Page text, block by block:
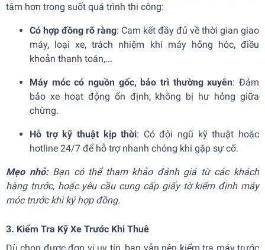
tâm hơn trong suốt quá trình thi công:
Có hợp đồng rõ ràng: Cam kết đầy đủ về thời gian giao
máy, loại xe, trách nhiệm khi máy hỏng hóc, điều
khoản thanh toán,...
Máy móc có nguồn gốc, bảo trì thường xuyên: Đảm
bảo xe hoạt động ổn định, không bị hư hỏng giữa
chừng.
Hỗ trợ kỹ thuật kịp thời: Có đội ngũ kỹ thuật hoặc
hotline 24/7 để hỗ trợ nhanh chóng khi gặp sự cố.
Mẹo nhỏ:Bạn có thể tham khảo đánh giá từ các khách
hàng trước, hoặc yêu cầu cung cấp giấy tờ kiểm định máy
móc trước khi ký hợp đồng.
3. Kiểm Tra Kỹ Xe Trước Khi Thuê
Dù chọn được đơn vị uy tín, bạn vẫn nên kiểm tra máy trước